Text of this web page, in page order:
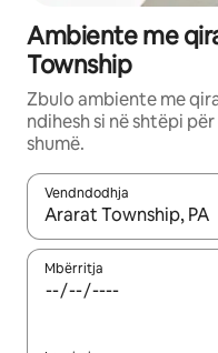
Ambiente me
Township
Zbulo ambiente me
ndihesh si në shtëpi
shumë.
Vendndodhja
Kur rezultatet të jenë
Mbërritja